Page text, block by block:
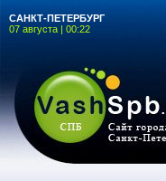
САНКТ-ПЕТЕРБУРГ
07 августа | 00:22